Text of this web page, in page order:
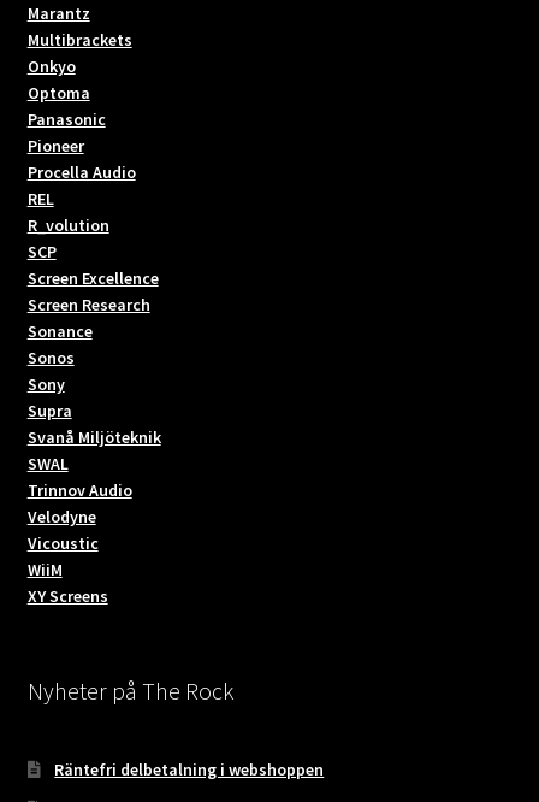
Marantz
Multibrackets
Onkyo
Optoma
Panasonic
Pioneer
Procella Audio
REL
R_volution
SCP
Screen Excellence
Screen Research
Sonance
Sonos
Sony
Supra
Svanå Miljöteknik
SWAL
Trinnov Audio
Velodyne
Vicoustic
WiiM
XY Screens
Nyheter på The Rock
Räntefri delbetalning i webshoppen